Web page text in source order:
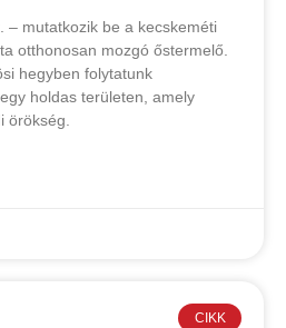
– mutatkozik be a kecskeméti
otthonosan mozgó őstermelő.
hegyben folytatunk
holdas területen, amely
örökség.
CIKK